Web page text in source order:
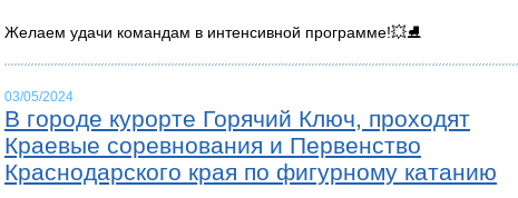
Желаем удачи командам в интенсивной программе!💥⛸️
03/05/2024
В городе курорте Горячий Ключ, проходят
Краевые соревнования и Первенство
Краснодарского края по фигурному катанию